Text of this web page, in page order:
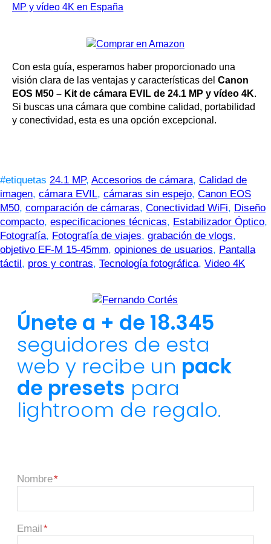
MP y vídeo 4K en España
Con esta guía, esperamos haber proporcionado una
visión clara de las ventajas y características del Canon
EOS M50 – Kit de cámara EVIL de 24.1 MP y vídeo 4K.
Si buscas una cámara que combine calidad, portabilidad
y conectividad, esta es una opción excepcional.
#etiquetas 24.1 MP, Accesorios de cámara, Calidad de
imagen, cámara EVIL, cámaras sin espejo, Canon EOS
M50, comparación de cámaras, Conectividad WiFi, Diseño
compacto, especificaciones técnicas, Estabilizador Óptico,
Fotografía, Fotografía de viajes, grabación de vlogs,
objetivo EF-M 15-45mm, opiniones de usuarios, Pantalla
táctil, pros y contras, Tecnología fotográfica, Video 4K
Únete a + de 18.345
seguidores de esta
web y recibe un pack
de presets para
lightroom de regalo.
Nombre
Email